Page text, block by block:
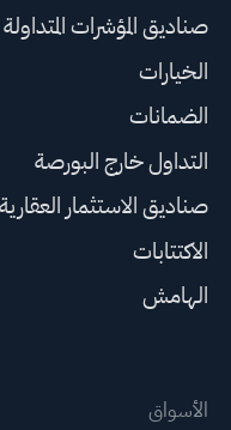
صناديق المؤشرات المتداولة
الخيارات
الضمانات
التداول خارج البورصة
صناديق الاستثمار العقارية
الاكتتابات
الهامش
الأسواق